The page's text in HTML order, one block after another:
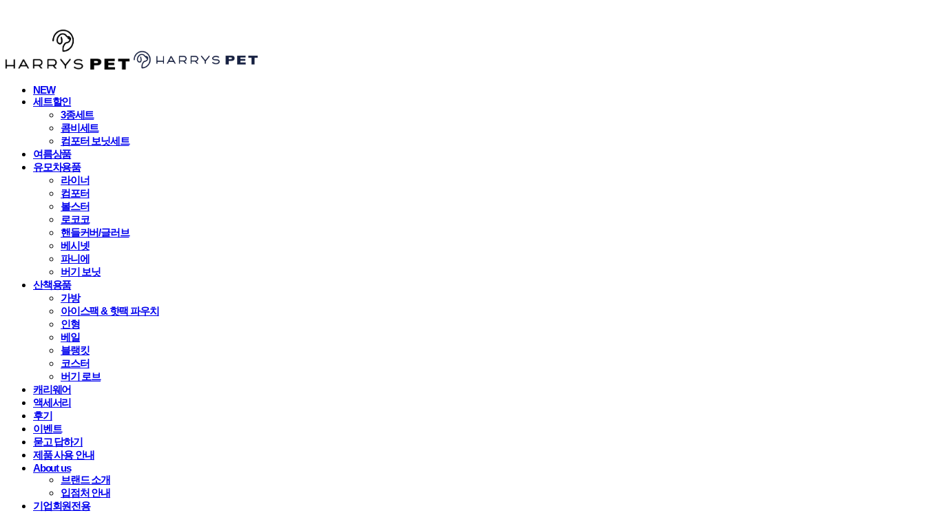
NEW
세트할인
3종세트
콤비세트
컴포터 보닛세트
여름상품
유모차용품
라이너
컴포터
볼스터
로코코
핸들커버/글러브
베시넷
파니에
버기 보닛
산책용품
가방
아이스팩 & 핫팩 파우치
인형
베일
블랭킷
코스터
버기 로브
캐리웨어
액세서리
후기
이벤트
묻고 답하기
제품 사용 안내
About us
브랜드 소개
입점처 안내
기업회원전용